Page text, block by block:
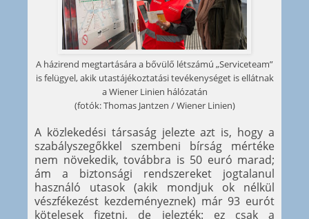
A házirend megtartására a bővülő létszámú „Serviceteam”
is felügyel, akik utastájékoztatási tevékenységet is ellátnak
a Wiener Linien hálózatán
(fotók: Thomas Jantzen / Wiener Linien)
A közlekedési társaság jelezte azt is, hogy a
szabályszegőkkel szembeni bírság mértéke
nem növekedik, továbbra is 50 euró marad;
ám a biztonsági rendszereket jogtalanul
használó utasok (akik mondjuk ok nélkül
vészfékezést kezdeményeznek) már 93 eurót
kötelesek fizetni, de jelezték: ez csak a